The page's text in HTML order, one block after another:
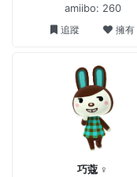
amiibo: 260
追蹤 擁有
巧蔻 ♀